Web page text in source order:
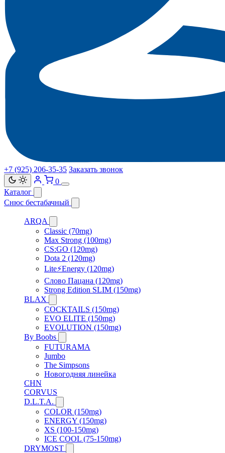
+7 (925) 206‑35‑35 Заказать звонок
0
Каталог
Снюс бестабачный
ARQA
Classic (70mg)
Max Strong (100mg)
CS:GO (120mg)
Dota 2 (120mg)
Lite⚡Energy (120mg)
Слово Пацана (120mg)
Strong Edition SLIM (150mg)
BLAX
COCKTAILS (150mg)
EVO ELITE (150mg)
EVOLUTION (150mg)
By Boobs
FUTURAMA
Jumbo
The Simpsons
Новогодняя линейка
CHN
CORVUS
D.L.T.A.
COLOR (150mg)
ENERGY (150mg)
XS (100-150mg)
ICE COOL (75-150mg)
DRYMOST